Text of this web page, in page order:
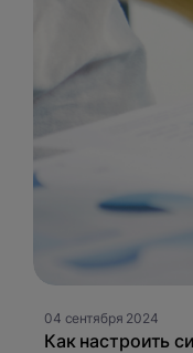
04 сентября 2024
Как настроить